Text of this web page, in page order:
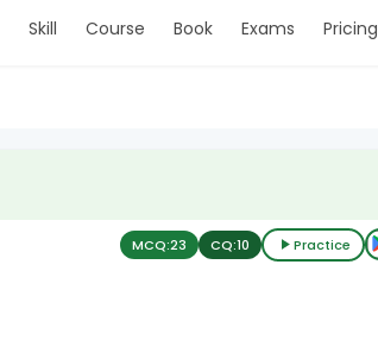
Skill Course Book Exams Pricing
MCQ:23 CQ:10 Practice